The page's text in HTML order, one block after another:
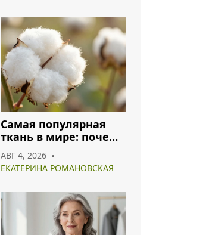
Самая популярная
ткань в мире: почему
лидируют в 2026 году
АВГ 4, 2026
ЕКАТЕРИНА РОМАНОВСКАЯ